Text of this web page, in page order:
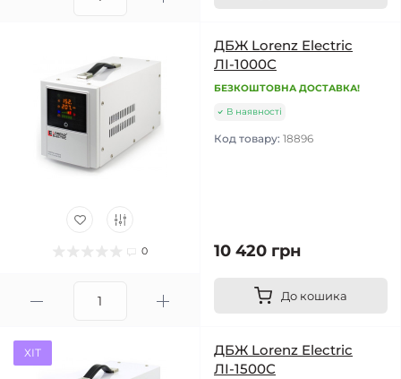
0
ДБЖ Lorenz Electric
ЛІ-1000С
БЕЗКОШТОВНА ДОСТАВКА!
В наявності
Код товару: 18896
10 420 грн
До кошика
ХІТ
ДБЖ Lorenz Electric
ЛІ-1500С